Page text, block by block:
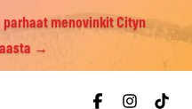
parhaat menovinkit Cityn
→